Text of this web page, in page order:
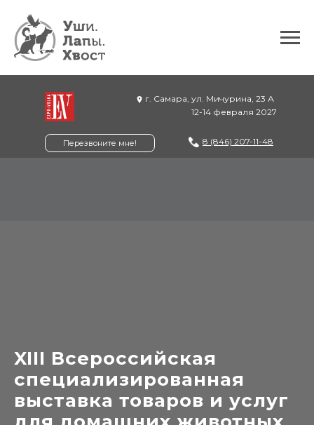
г. Самара, ул. Мичурина, 23 А
12-14 февраля 2027
8 (846) 207-11-48
Перезвоните мне!
XIII Всероссийская
специализированная
выставка товаров и услуг